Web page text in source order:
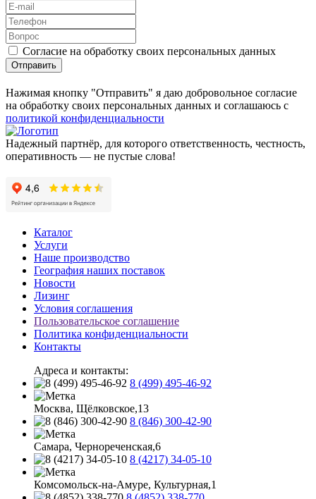
Согласие на обработку своих персональных данных
Отправить
Нажимая кнопку "Отправить" я даю добровольное согласие
на обработку своих персональных данных и соглашаюсь с
политикой конфиденциальности
Надежный партнёр, для которого ответственность, честность,
оперативность — не пустые слова!
Каталог
Услуги
Наше производство
География наших поставок
Новости
Лизинг
Условия соглашения
Пользовательское соглашение
Политика конфиденциальности
Контакты
Адреса и контакты:
8 (499) 495-46-92
Москва, Щёлковское,13
8 (846) 300-42-90
Самара, Чернореченская,6
8 (4217) 34-05-10
Комсомольск-на-Амуре, Культурная,1